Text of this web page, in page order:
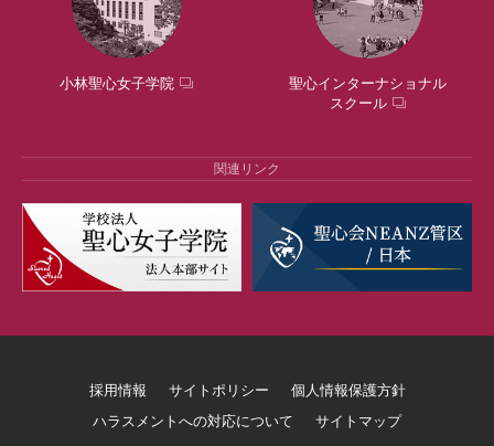
小林聖心女子学院
聖心インターナショナル
スクール
関連リンク
採用情報 サイトポリシー
個人情報保護方針
ハラスメントへの対応について
サイトマップ